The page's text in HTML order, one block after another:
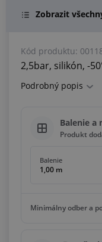
Zobrazit
Kód produktu:
2,5bar, silikón, -
Podrobný popis
Balenie a
Produkt
Balenie
1,00 m
Minimálny odber a